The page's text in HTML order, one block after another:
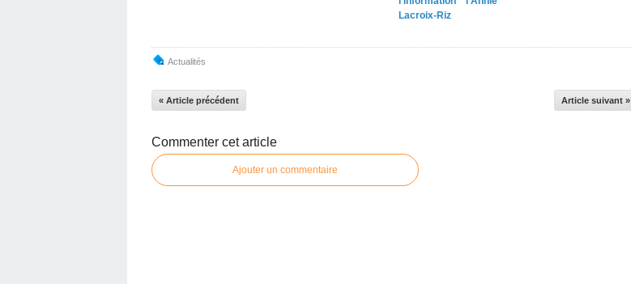
Lacroix-Riz
Actualités
« Article précédent Article suivant »
Commenter cet article
Ajouter un commentaire